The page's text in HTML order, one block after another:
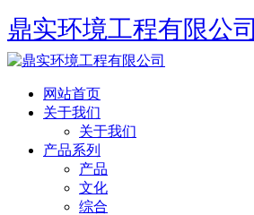
鼎实环境工程有限公司
网站首页
关于我们
关于我们
产品系列
产品
文化
综合